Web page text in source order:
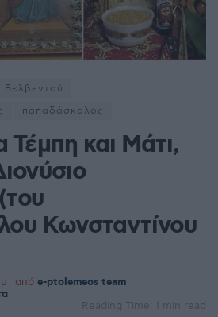
Βελβεντού
παπαδάσκαλος
Τέμπη και Μάτι,
Κωνσταντίνου
από e-ptolemeos team
Reading Time: 1 min read